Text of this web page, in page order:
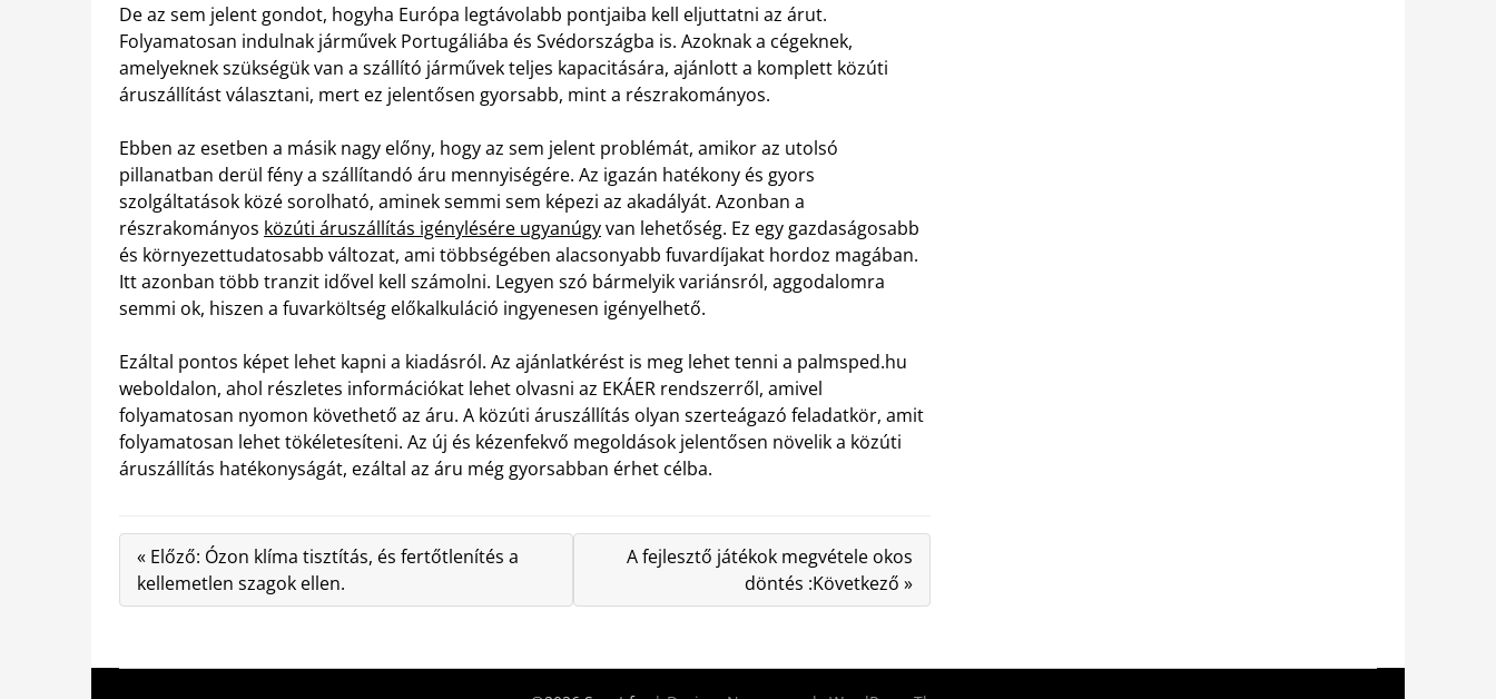
De az sem jelent gondot, hogyha Európa legtávolabb pontjaiba kell eljuttatni az árut.
Folyamatosan indulnak járművek Portugáliába és Svédországba is. Azoknak a cégeknek,
amelyeknek szükségük van a szállító járművek teljes kapacitására, ajánlott a komplett közúti
áruszállítást választani, mert ez jelentősen gyorsabb, mint a részrakományos.
Ebben az esetben a másik nagy előny, hogy az sem jelent problémát, amikor az utolsó
pillanatban derül fény a szállítandó áru mennyiségére. Az igazán hatékony és gyors
szolgáltatások közé sorolható, aminek semmi sem képezi az akadályát. Azonban a
részrakományos közúti áruszállítás igénylésére ugyanúgyvan lehetőség. Ez egy gazdaságosabb
és környezettudatosabb változat, ami többségében alacsonyabb fuvardíjakat hordoz magában.
Itt azonban több tranzit idővel kell számolni. Legyen szó bármelyik variánsról, aggodalomra
semmi ok, hiszen a fuvarköltség előkalkuláció ingyenesen igényelhető.
Ezáltal pontos képet lehet kapni a kiadásról. Az ajánlatkérést is meg lehet tenni a palmsped.hu
weboldalon, ahol részletes információkat lehet olvasni az EKÁER rendszerről, amivel
folyamatosan nyomon követhető az áru. A közúti áruszállítás olyan szerteágazó feladatkör, amit
folyamatosan lehet tökéletesíteni. Az új és kézenfekvő megoldások jelentősen növelik a közúti
áruszállítás hatékonyságát, ezáltal az áru még gyorsabban érhet célba.
« Előző: Ózon klíma tisztítás, és fertőtlenítés a
kellemetlen szagok ellen.
A fejlesztő játékok megvétele okos
döntés :Következő »